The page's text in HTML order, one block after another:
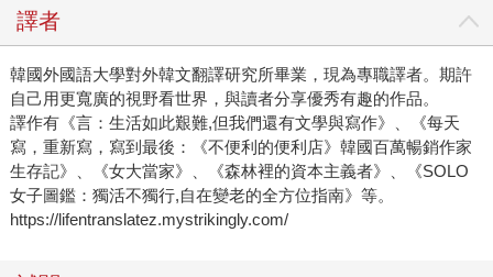
譯者
韓國外國語大學對外韓文翻譯研究所畢業，現為專職譯者。期許
自己用更寬廣的視野看世界，與讀者分享優秀有趣的作品。
譯作有《言：生活如此艱難,但我們還有文學與寫作》、《每天
寫，重新寫，寫到最後：《不便利的便利店》韓國百萬暢銷作家
生存記》、《女大當家》、《森林裡的資本主義者》、《SOLO
女子圖鑑：獨活不獨行,自在變老的全方位指南》等。
https://lifentranslatez.mystrikingly.com/